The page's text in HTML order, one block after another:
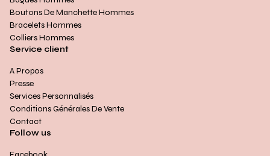
Boutons De Manchette Hommes
Bracelets Hommes
Colliers Hommes
Service client
A Propos
Presse
Services Personnalisés
Conditions Générales De Vente
Contact
Follow us